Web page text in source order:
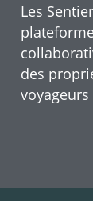
Les
des